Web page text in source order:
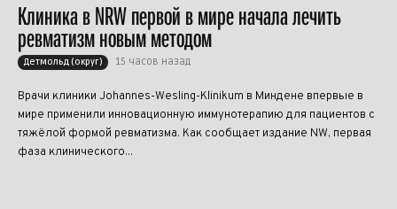
Клиника в NRW первой в мире начала лечить
ревматизм новым методом
Детмольд (округ) 15 часов назад
Врачи клиники Johannes-Wesling-Klinikum в Миндене впервые в
мире применили инновационную иммунотерапию для пациентов с
тяжёлой формой ревматизма. Как сообщает издание NW, первая
фаза клинического...